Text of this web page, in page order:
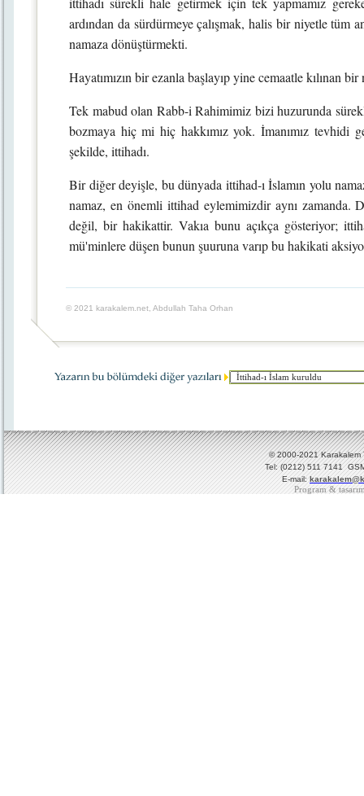
ardından da sürdürmeye çalışmak, halis bir niyetle tüm
namaza dönüştürmekti.
Hayatımızın bir ezanla başlayıp yine cemaatle kılınan
Tek mabud olan Rabb-i Rahimimiz bizi huzurunda
bozmaya hiç mi hiç hakkımız yok. İmanımız tevhidi
şekilde, ittihadı.
Bir diğer deyişle, bu dünyada ittihad-ı İslamın yolu
namaz, en önemli ittihad eylemimizdir aynı zamanda.
değil, bir hakikattir. Vakıa bunu açıkça gösteriyor;
mü'minlere düşen bunun şuuruna varıp bu hakikati
© 2021 karakalem.net, Abdullah Taha Orhan
© 2000-2021 Karakalem
Tel: (0212) 511 7141
E-mail:
Program &